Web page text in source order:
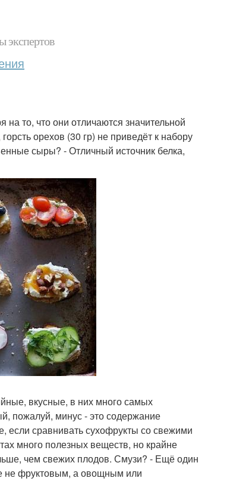
экспертов
то, что они отличаются значительной
орехов (30 гр) не приведёт к набору
сыры? - Отличный источник белка,
вкусные, в них много самых
пожалуй, минус - это содержание
если сравнивать сухофрукты со свежими
много полезных веществ, но крайне
чем свежих плодов. Смузи? - Ещё один
не фруктовым, а овощным или